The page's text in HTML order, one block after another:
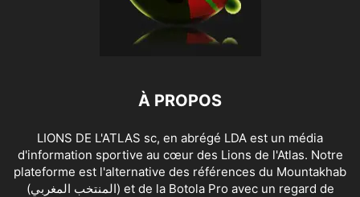
À PROPOS
LIONS DE L'ATLAS sc, en abrégé LDA est un média
d'information sportive au cœur des Lions de l'Atlas. Notre
plateforme est l'alternative des références du Mountakhab
(المنتخب المغربي) et de la Botola Pro avec un regard de